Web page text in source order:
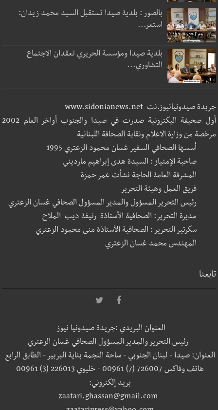
بالصور : بلدية صيدا تستقبل السيد محمد زيدان:
استعر...
بلدية صيدا ومؤسسة الحريري تعقدان الاجتماع
التشاوري...
جريدة صيدونيانيوز.نت www.sidonianews.net
أول صحيفة اليكترونية صدرت في صيدا والجنوب أواخر العام 2002
مرخصة من وزارة الاعلام ونقابة الصحافة اللبنانية
أسسها الصحافي السفير غسان محمود الزعتري 1995
صاحبة الإمتياز : السيدة هدى إبراهيم مارديني
المشرفة العامة الحاجة نشأت عمر حمزة
فريق العمل وهيئة التحرير
رئيس التحرير المسؤول والمدير المسؤول الصحافي غسان الزعتري
مديرة التحرير: الصحافية الأستاذة رئيفة ديب الملاح
سكرتير التحرير : الصحافية الأستاذة منى محمود الزعتري
المهندس محمد غسان الزعتري
تابعنا
العنوان البريدي :جريدة صيدونيا نيوز
رئيس التحرير والمدير المسؤول الصحافي غسان الزعتري
العنوان: صيدا - لبنان الجنوبي - ساحة النجمة بناية البربير - الطابق الرابع
هاتف وفاكس 726007 (7) 00961 - خليوي 226013 (3) 00961
بريد إلكتروني:
zaatari.ghassan@gmail.com